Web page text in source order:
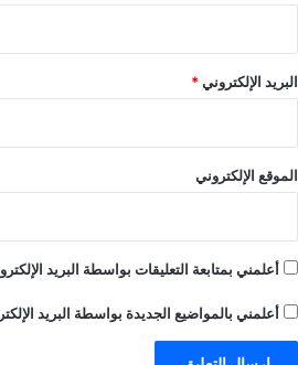
البريد الإلكتروني*
الموقع الإلكتروني
أعلمني بمتابعة التعليقات بواسطة البريد
أعلمني بالمواضيع الجديدة بواسطة البريد